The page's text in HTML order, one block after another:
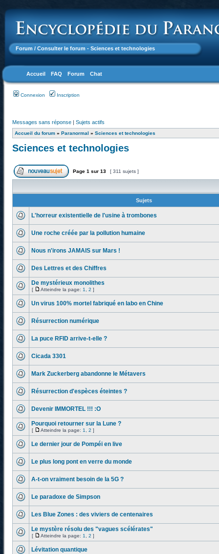
Forum / Consulter le forum - Sciences et technologies
Accueil FAQ Forum Chat
Connexion Inscription
Messages sans réponse | Sujets actifs
Accueil du forum » Paranormal » Sciences et technologies
Sciences et technologies
Page 1 sur 13 [ 311 sujets ]
Sujets
L'horreur existentielle de l'usine à trombones
Une roche créée par la pollution humaine
Nous n'irons JAMAIS sur Mars !
Des Lettres et des Chiffres
De mystérieux monolithes
[ Atteindre la page: 1 2 ]
Un virus 100% mortel fabriqué en labo en Chine
Résurrection numérique
La puce RFID arrive-t-elle ?
Cicada 3301
Mark Zuckerberg abandonne le Métavers
Résurrection d'espèces éteintes ?
Devenir IMMORTEL !!! :O
Pourquoi retourner sur la Lune ?
[ Atteindre la page: 1 2 ]
Le dernier jour de Pompéi en live
Le plus long pont en verre du monde
A-t-on vraiment besoin de la 5G ?
Le paradoxe de Simpson
Les Blue Zones : des viviers de centenaires
Le mystère résolu des "vagues scélérates"
[ Atteindre la page: 1 2 ]
Lévitation quantique